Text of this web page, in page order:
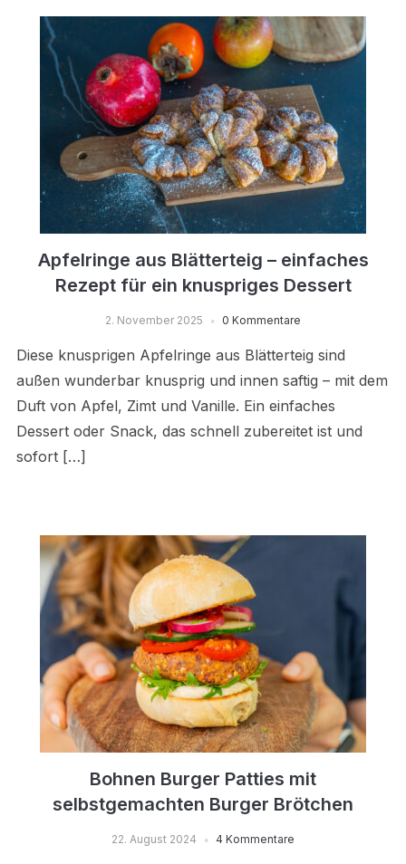
Apfelringe aus Blätterteig – einfaches
Rezept für ein knuspriges Dessert
2. November 2025 0 Kommentare
Diese knusprigen Apfelringe aus Blätterteig sind
außen wunderbar knusprig und innen saftig – mit dem
Duft von Apfel, Zimt und Vanille. Ein einfaches
Dessert oder Snack, das schnell zubereitet ist und
sofort […]
Bohnen Burger Patties mit
selbstgemachten Burger Brötchen
22. August 2024 4 Kommentare